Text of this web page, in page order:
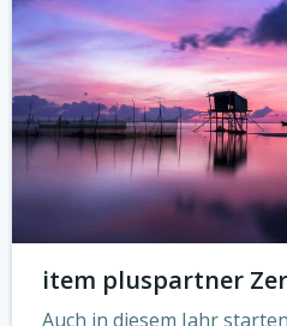
item pluspartner
Auch in diesem Jahr